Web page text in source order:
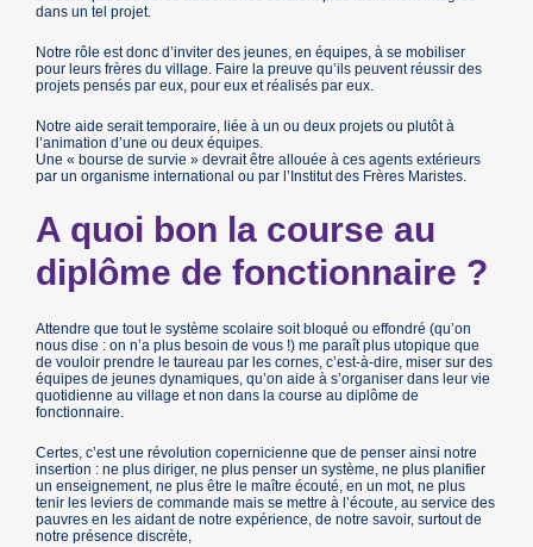
dans un tel projet.
Notre rôle est donc d’inviter des jeunes, en équipes, à se mobiliser
pour leurs frères du village. Faire la preuve qu’ils peuvent réussir des
projets pensés par eux, pour eux et réalisés par eux.
Notre aide serait temporaire, liée à un ou deux projets ou plutôt à
l’animation d’une ou deux équipes.
Une « bourse de survie » devrait être allouée à ces agents extérieurs
par un organisme international ou par l’Institut des Frères Maristes.
A quoi bon la course au
diplôme de fonctionnaire ?
Attendre que tout le système scolaire soit bloqué ou effondré (qu’on
nous dise : on n’a plus besoin de vous !) me paraît plus utopique que
de vouloir prendre le taureau par les cornes, c’est-à-dire, miser sur des
équipes de jeunes dynamiques, qu’on aide à s’organiser dans leur vie
quotidienne au village et non dans la course au diplôme de
fonctionnaire.
Certes, c’est une révolution copernicienne que de penser ainsi notre
insertion : ne plus diriger, ne plus penser un système, ne plus planifier
un enseignement, ne plus être le maître écouté, en un mot, ne plus
tenir les leviers de commande mais se mettre à l’écoute, au service des
pauvres en les aidant de notre expérience, de notre savoir, surtout de
notre présence discrète,